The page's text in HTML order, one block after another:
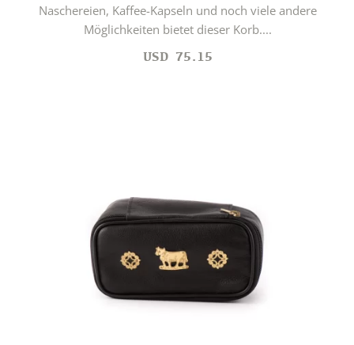
Naschereien, Kaffee-Kapseln und noch viele andere
Möglichkeiten bietet dieser Korb....
USD 75.15